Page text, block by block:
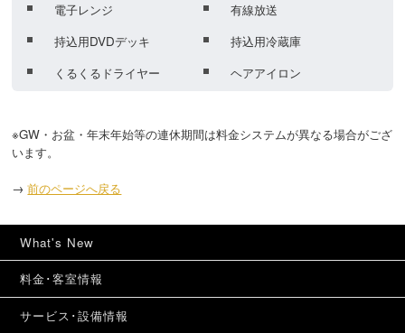
電子レンジ
有線放送
持込用DVDデッキ
持込用冷蔵庫
くるくるドライヤー
ヘアアイロン
※GW・お盆・年末年始等の連休期間は料金システムが異なる場合がござ
います。
→ 前のページへ戻る
What's New
料金･客室情報
サービス･設備情報